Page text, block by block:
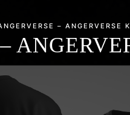
– ANGERVERSE